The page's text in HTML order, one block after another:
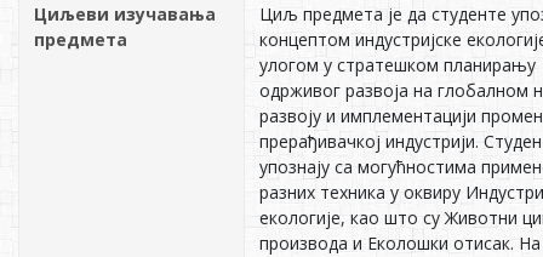
Циљеви изучавања
предмета
Циљ предмета је да студенте
концептом индустријске
улогом у стратешком планирању
одрживог развоја на глобалном
развоју и имплементацији
прерађивачкој индустрији.
упознају са могућностима
разних техника у оквиру
екологије, као што су Животни
производа и Еколошки отисак. На